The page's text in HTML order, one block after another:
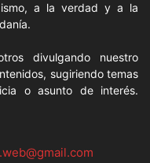
a la verdad y a la
divulgando nuestro
sugiriendo temas
o asunto de interés.